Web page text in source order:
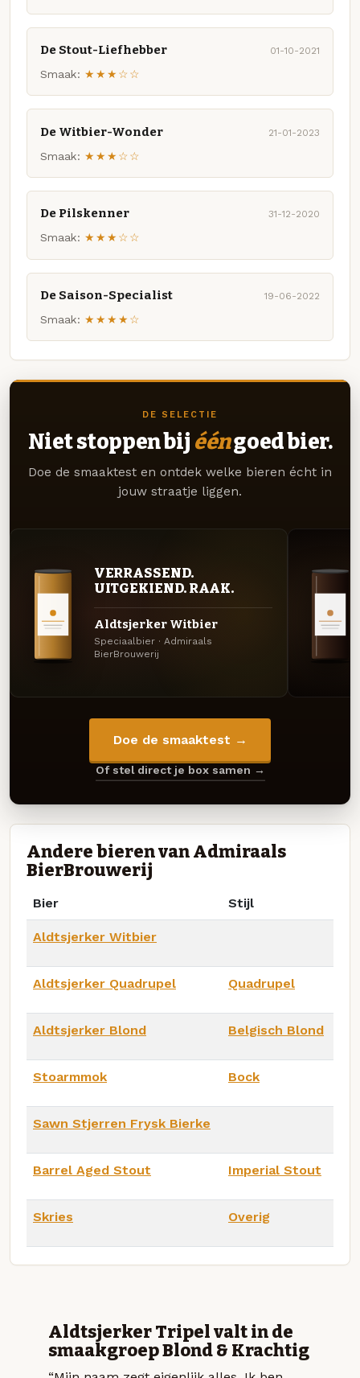
De Stout-Liefhebber 01-10-2021
Smaak: ★★★☆☆
De Witbier-Wonder 21-01-2023
Smaak: ★★★☆☆
De Pilskenner 31-12-2020
Smaak: ★★★☆☆
De Saison-Specialist 19-06-2022
Smaak: ★★★★☆
DE SELECTIE
Niet stoppen bij ééngoed bier.
Doe de smaaktest en ontdek welke bieren écht in
jouw straatje liggen.
VERRASSEND.
UITGEKIEND. RAAK.
Aldtsjerker Witbier
Speciaalbier · Admiraals
BierBrouwerij
Doe de smaaktest →
Of stel direct je box samen →
Andere bieren van Admiraals
BierBrouwerij
Bier Stijl
Aldtsjerker Witbier
Aldtsjerker Quadrupel Quadrupel
Aldtsjerker Blond Belgisch Blond
Stoarmmok Bock
Sawn Stjerren Frysk Bierke
Barrel Aged Stout Imperial Stout
Skries Overig
Aldtsjerker Tripel valt in de
smaakgroep Blond & Krachtig